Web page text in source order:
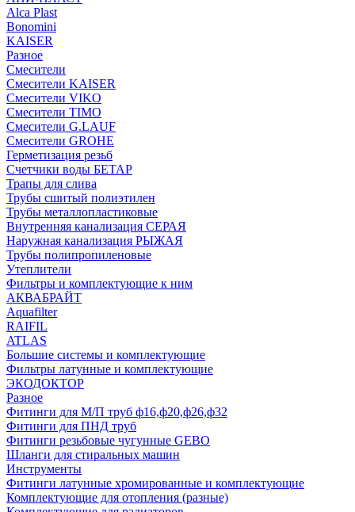
Alca Plast
Bonomini
KAISER
Разное
Смесители
Смесители KAISER
Смесители VIKO
Смесители TIMO
Смесители G.LAUF
Смесители GROHE
Герметизация резьб
Счетчики воды БЕТАР
Трапы для слива
Трубы сшитый полиэтилен
Трубы металлопластиковые
Внутренняя канализация СЕРАЯ
Наружная канализация РЫЖАЯ
Трубы полипропиленовые
Утеплители
Фильтры и комплектующие к ним
АКВАБРАЙТ
Aquafilter
RAIFIL
ATLAS
Большие системы и комплектующие
Фильтры латунные и комплектующие
ЭКОДОКТОР
Разное
Фитинги для М/П труб ф16,ф20,ф26,ф32
Фитинги для ПНД труб
Фитинги резьбовые чугунные GEBO
Шланги для стиральных машин
Инструменты
Фитинги латунные хромированные и комплектующие
Комплектующие для отопления (разные)